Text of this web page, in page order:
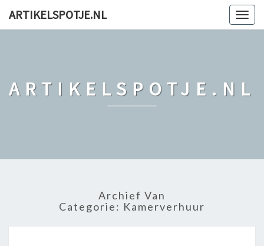
ARTIKELSPOTJE.NL
ARTIKELSPOTJE.NL
Archief Van
Categorie: Kamerverhuur